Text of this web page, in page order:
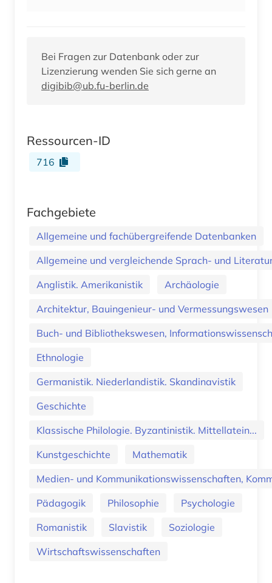
Bei Fragen zur Datenbank oder zur
Lizenzierung wenden Sie sich gerne an
digibib@ub.fu-berlin.de
Ressourcen-ID
716
Fachgebiete
Allgemeine und fachübergreifende Datenbanken
Allgemeine und vergleichende Sprach- und
Anglistik. Amerikanistik
Archäologie
Architektur, Bauingenieur- und Vermessungswesen
Buch- und Bibliothekswesen,
Ethnologie
Germanistik. Niederlandistik. Skandinavistik
Geschichte
Klassische Philologie. Byzantinistik. Mittellatein...
Kunstgeschichte
Mathematik
Medien- und Kommunikationswissenschaften,
Pädagogik
Philosophie
Psychologie
Romanistik
Slavistik
Soziologie
Wirtschaftswissenschaften